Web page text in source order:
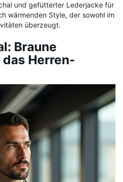
und gefütterter Lederjacke für
wärmenden Style, der sowohl im
überzeugt.
Braune
Herren-